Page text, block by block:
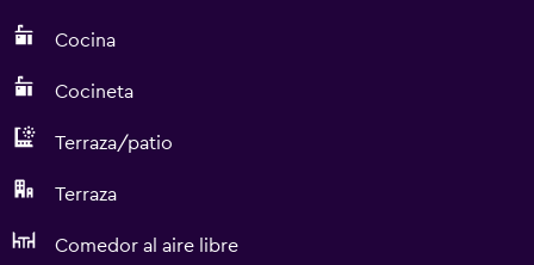
Cocina
Cocineta
Terraza/patio
Terraza
Comedor al aire libre